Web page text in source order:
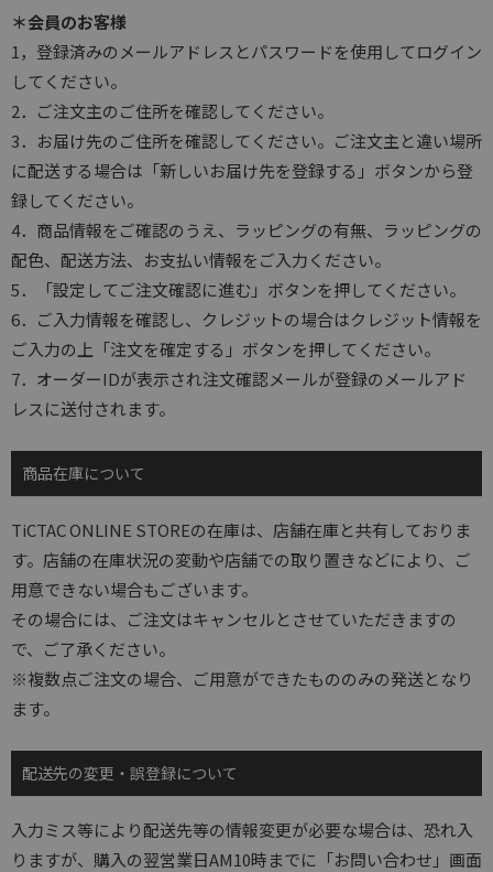
＊会員のお客様
1，登録済みのメールアドレスとパスワードを使用してログイン
してください。
2．ご注文主のご住所を確認してください。
3．お届け先のご住所を確認してください。ご注文主と違い場所
に配送する場合は「新しいお届け先を登録する」ボタンから登
録してください。
4．商品情報をご確認のうえ、ラッピングの有無、ラッピングの
配色、配送方法、お支払い情報をご入力ください。
5．「設定してご注文確認に進む」ボタンを押してください。
6．ご入力情報を確認し、クレジットの場合はクレジット情報を
ご入力の上「注文を確定する」ボタンを押してください。
7．オーダーIDが表示され注文確認メールが登録のメールアド
レスに送付されます。
商品在庫について
TiCTAC ONLINE STOREの在庫は、店舗在庫と共有しておりま
す。店舗の在庫状況の変動や店舗での取り置きなどにより、ご
用意できない場合もございます。
その場合には、ご注文はキャンセルとさせていただきますの
で、ご了承ください。
※複数点ご注文の場合、ご用意ができたもののみの発送となり
ます。
配送先の変更・誤登録について
入力ミス等により配送先等の情報変更が必要な場合は、恐れ入
りますが、購入の翌営業日AM10時までに「お問い合わせ」画面